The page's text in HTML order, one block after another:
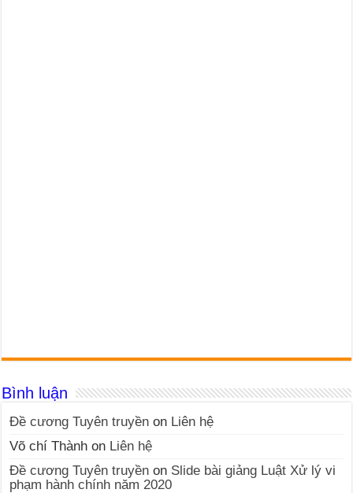
Bình luận
Đề cương Tuyên truyền on Liên hệ
Võ chí Thành on Liên hệ
Đề cương Tuyên truyền on Slide bài giảng Luật Xử lý vi
phạm hành chính năm 2020